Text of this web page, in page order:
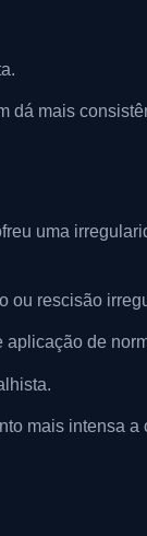
dá mais
uma
ou rescisão
aplicação de
mais intensa a